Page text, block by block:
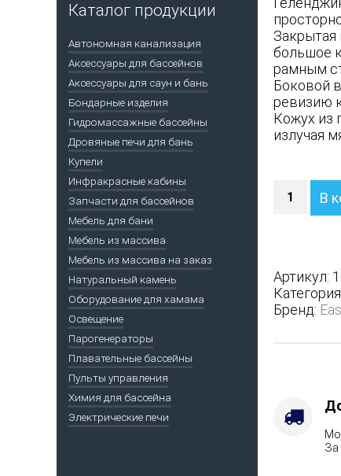
Закрытая
большое
рамным
Боковой
ревизию
Кожух из
излучая
Печь
кожухе
-
Варианты
В
Артикул:
Бренд:
Каталог продукции
Автономная канализация
Аксессуары для бассейнов
Аксессуары для саун и бань
Бондарные изделия
Гидромассажные бассейны
Дровяные печи для бань
Купели
Инфракрасные кабины
Запчасти для бассейнов
Мебель для бани
Мебель из массива
Мебель из массива на заказ
Натуральный камень
Оборудование для хамама
Освещение
Парогенераторы
Плавательные бассейны
Пульты управления
Химия для бассейна
Электрические печи